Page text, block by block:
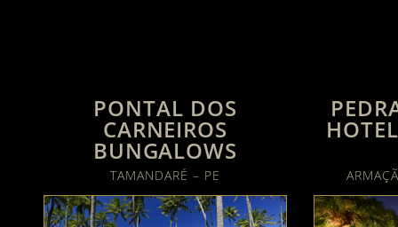
PONTAL DOS
CARNEIROS
BUNGALOWS
TAMANDARÉ – PE